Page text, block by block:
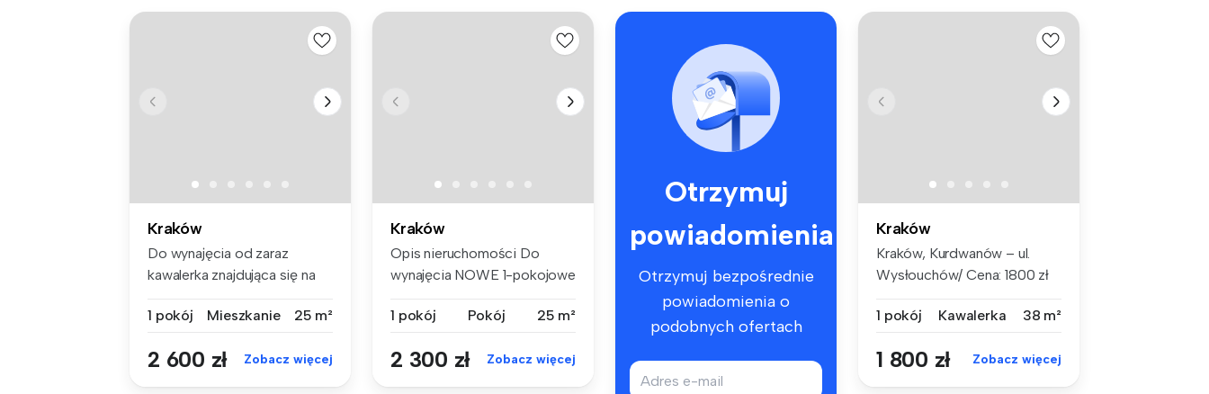
Kraków
Do wynajęcia od zaraz
kawalerka znajdująca się na
1 pokój
Mieszkanie 25 m²
2 600 zł Zobacz więcej
Kraków
Opis nieruchomości Do
wynajęcia NOWE 1-pokojowe
1 pokój
Pokój 25 m²
2 300 zł Zobacz więcej
Otrzymuj
powiadomienia
Otrzymuj bezpośrednie
powiadomienia o
podobnych ofertach
Kraków
Kraków, Kurdwanów – ul.
Wysłouchów/ Cena: 1800 zł
1 pokój
Kawalerka 38 m²
1 800 zł Zobacz więcej